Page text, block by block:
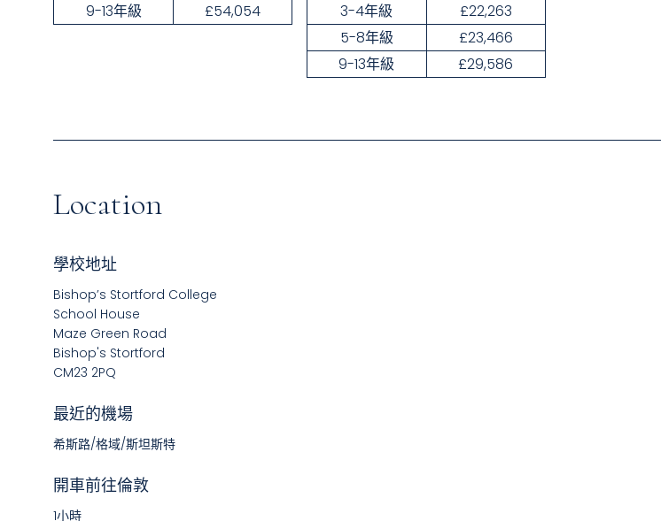
9-13年級
£54,054
3-4年級
£22,263
5-8年級
£23,466
9-13年級
£29,586
Location
學校地址
Bishop’s Stortford College
School House
Maze Green Road
Bishop's Stortford
CM23 2PQ
最近的機場
希斯路/格域​/斯坦斯特
開車前往倫敦
1小時